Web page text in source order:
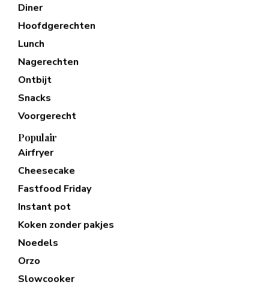
Diner
Hoofdgerechten
Lunch
Nagerechten
Ontbijt
Snacks
Voorgerecht
Populair
Airfryer
Cheesecake
Fastfood Friday
Instant pot
Koken zonder pakjes
Noedels
Orzo
Slowcooker